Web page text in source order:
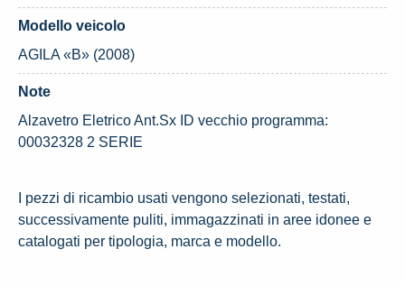
Modello veicolo
AGILA «B» (2008)
Note
Alzavetro Eletrico Ant.Sx ID vecchio programma:
00032328 2 SERIE
I pezzi di ricambio usati vengono selezionati, testati,
successivamente puliti, immagazzinati in aree idonee e
catalogati per tipologia, marca e modello.